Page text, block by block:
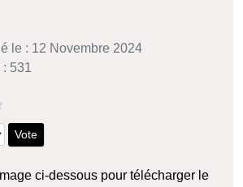
le : 12 Novembre 2024
531
ci-dessous pour télécharger le